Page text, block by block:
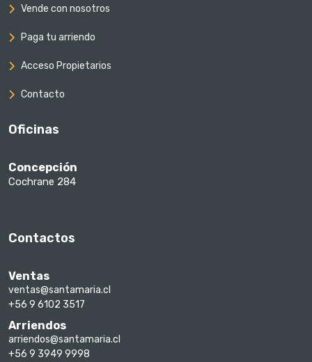
Vende con nosotros
Paga tu arriendo
Acceso Propietarios
Contacto
Oficinas
Concepción
Cochrane 284
Contactos
Ventas
ventas@santamaria.cl
+56 9 6102 3517
Arriendos
arriendos@santamaria.cl
+56 9 3949 9998